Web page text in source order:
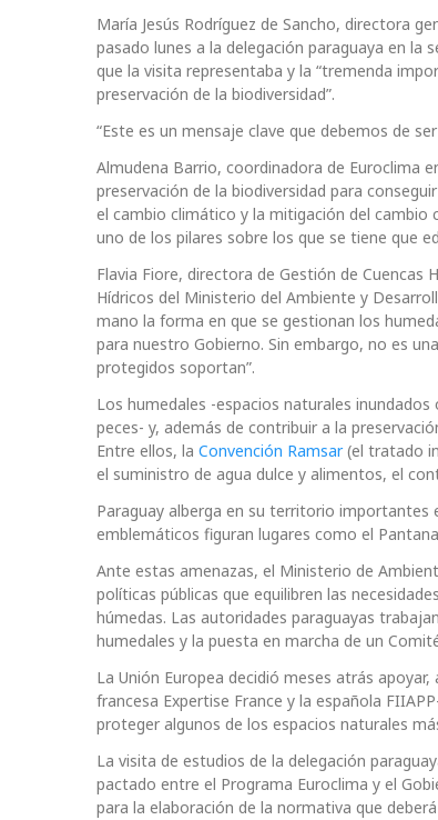
María Jesús Rodríguez de Sancho, directora
pasado lunes a la delegación paraguaya en la
que la visita representaba y la “tremenda
preservación de la biodiversidad”.
“Este es un mensaje clave que debemos de
Almudena Barrio, coordinadora de Euroclima
preservación de la biodiversidad para
el cambio climático y la mitigación del cambio
uno de los pilares sobre los que se tiene que
Flavia Fiore, directora de Gestión de Cuencas
Hídricos del Ministerio del Ambiente y
mano la forma en que se gestionan los
para nuestro Gobierno. Sin embargo, no es
protegidos soportan”.
Los humedales -espacios naturales
peces- y, además de contribuir a la
Entre ellos, la Convención Ramsar(el tratado
el suministro de agua dulce y alimentos, el
Paraguay alberga en su territorio importantes
emblemáticos figuran lugares como el
Ante estas amenazas, el Ministerio de
políticas públicas que equilibren las
húmedas. Las autoridades paraguayas
humedales y la puesta en marcha de un
La Unión Europea decidió meses atrás
francesa Expertise France y la española
proteger algunos de los espacios naturales
La visita de estudios de la delegación
pactado entre el Programa Euroclima y el
para la elaboración de la normativa que